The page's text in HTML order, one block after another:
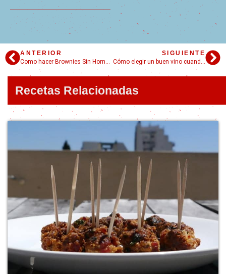
ANTERIOR
Como hacer Brownies Sin Horno super rápido
SIGUIENTE
Cómo elegir un buen vino cuando no sabés de vinos
Recetas Relacionadas